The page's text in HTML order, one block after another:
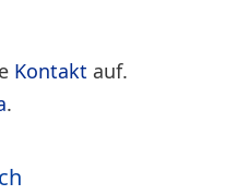
Kontakt auf.
.